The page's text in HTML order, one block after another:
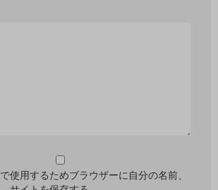
使用するためブラウザーに自分の名前、